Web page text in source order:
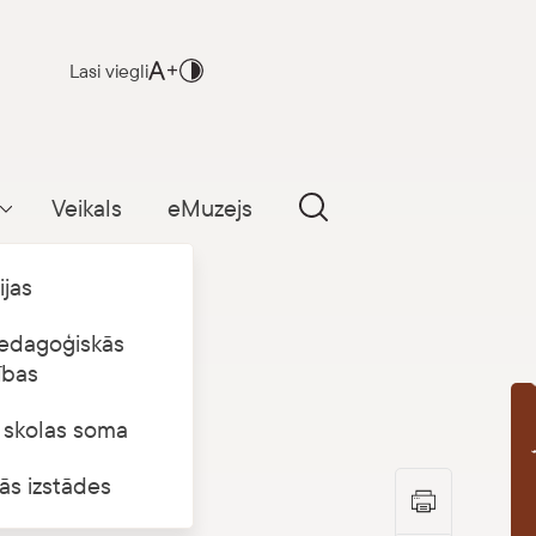
Lasi viegli
Parādīt apakšizvēlni
soma
izstādes
Veikals eMuzejs